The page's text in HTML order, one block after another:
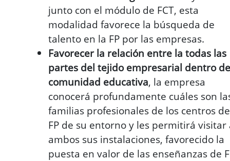
junto con el módulo de FCT, esta
modalidad favorece la búsqueda de
talento en la FP por las empresas.
Favorecer la relación entre la todas las
partes del tejido empresarial dentro
comunidad educativa, la empresa
conocerá profundamente cuáles son
familias profesionales de los centros de
FP de su entorno y les permitirá visitar
ambos sus instalaciones, favorecido la
puesta en valor de las enseñanzas de